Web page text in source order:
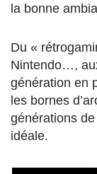
la bonne
Du «
Nintendo…,
génération en
les bornes
générations
idéale.